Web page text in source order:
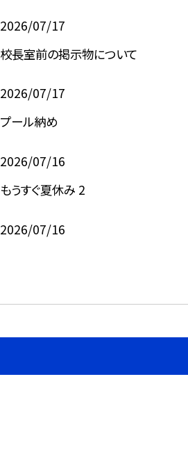
2026/07/17
校長室前の掲示物について
2026/07/17
プール納め
2026/07/16
もうすぐ夏休み 2
2026/07/16